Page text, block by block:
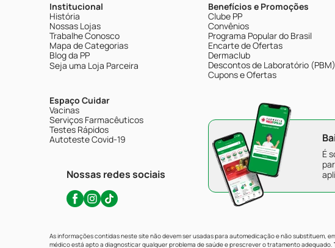
Institucional
História
Nossas Lojas
Trabalhe Conosco
Mapa de Categorias
Blog da PP
Seja uma Loja Parceira
Espaço Cuidar
Vacinas
Serviços Farmacêuticos
Testes Rápidos
Autoteste Covid-19
Nossas redes sociais
Benefícios e Promoções
Clube PP
Convênios
Programa Popular do Brasil
Encarte de Ofertas
Dermaclub
Descontos de Laboratório (PBM)
Cupons e Ofertas
É
As informações contidas neste site não devem ser usadas para automedicação e não substituem,
médico está apto a diagnosticar qualquer problema de saúde e prescrever o tratamento adequado.